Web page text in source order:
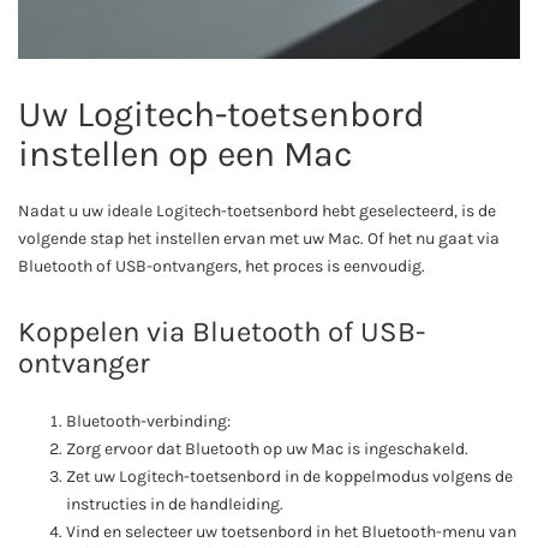
Uw Logitech-toetsenbord
instellen op een Mac
Nadat u uw ideale Logitech-toetsenbord hebt geselecteerd, is de
volgende stap het instellen ervan met uw Mac. Of het nu gaat via
Bluetooth of USB-ontvangers, het proces is eenvoudig.
Koppelen via Bluetooth of USB-
ontvanger
Bluetooth-verbinding:
Zorg ervoor dat Bluetooth op uw Mac is ingeschakeld.
Zet uw Logitech-toetsenbord in de koppelmodus volgens de
instructies in de handleiding.
Vind en selecteer uw toetsenbord in het Bluetooth-menu van